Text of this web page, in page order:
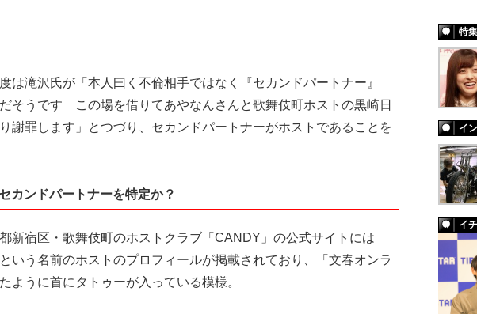
は滝沢氏が「本人曰く不倫相手ではなく『セカンドパートナー』
だそうです この場を借りてあやなんさんと歌舞伎町ホストの黒崎日
謝罪します」とつづり、セカンドパートナーがホストであることを
カンドパートナーを特定か？
新宿区・歌舞伎町のホストクラブ「CANDY」の公式サイトには
という名前のホストのプロフィールが掲載されており、「文春オンラ
ように首にタトゥーが入っている模様。
特集
イ
イ